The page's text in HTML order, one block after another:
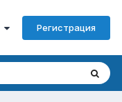
Регистрация